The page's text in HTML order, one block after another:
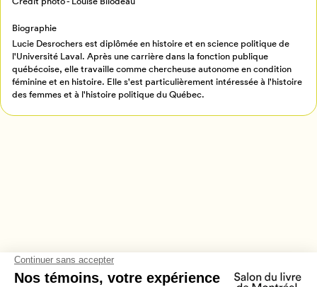
Retour à l’accueil
Biographie
Lucie Desrochers est diplômée en histoire et en science politique de
l'Université Laval. Après une carrière dans la fonction publique
québécoise, elle travaille comme chercheuse autonome en condition
féminine et en histoire. Elle s'est particulièrement intéressée à l'histoire
des femmes et à l'histoire politique du Québec.
Annuler